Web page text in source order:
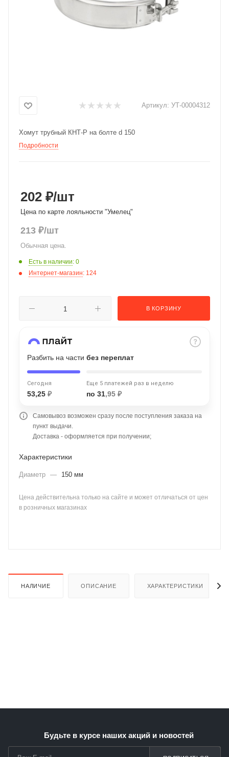
Артикул: УТ-00004312
Хомут трубный КНТ-Р на болте d 150
Подробности
202 ₽/шт
Цена по карте лояльности "Умелец"
213 ₽/шт
Обычная цена.
Есть в наличии: 0
Интернет-магазин: 124
В КОРЗИНУ
Разбить на части без переплат
Сегодня
53,25 ₽
Еще 5 платежей раз в неделю
по 31,95 ₽
Самовывоз возможен сразу после поступления заказа на
пункт выдачи.
Доставка - оформляется при получении;
Характеристики
Диаметр — 150 мм
Цена действительна только на сайте и может отличаться от цен
в розничных магазинах
НАЛИЧИЕ ОПИСАНИЕ ХАРАКТЕРИСТИКИ
Будьте в курсе наших акций и новостей
Добавляйте товары
Получайте товар
Подробнее
25
раз в 2
8 800 302-02-51
plait.ru